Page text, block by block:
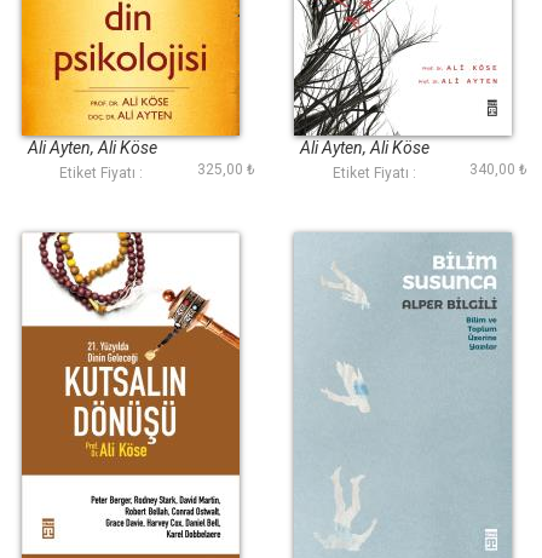
Din Psikolojisi
Ali Ayten, Ali Köse
Etiket Fiyatı : 325,00 ₺
Popüler Dindarlık
Ali Ayten, Ali Köse
Etiket Fiyatı : 340,00 ₺
Kutsalın Dönüşü Bilim Susunca